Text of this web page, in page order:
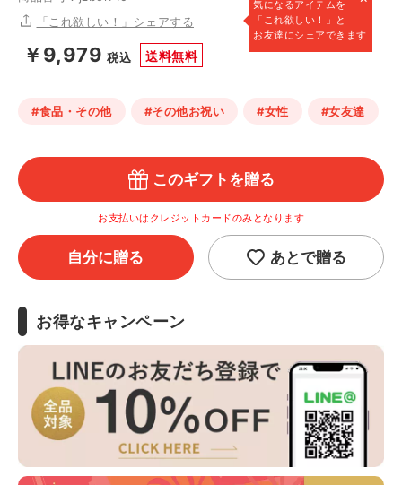
気になるアイテムを
「これ欲しい！」と
お友達にシェアできます
「これ欲しい！」シェアする
￥9,979 税込 送料無料
#食品・その他 #その他お祝い #女性 #女友達
このギフトを贈る
お支払いはクレジットカードのみとなります
自分に贈る あとで贈る
お得なキャンペーン